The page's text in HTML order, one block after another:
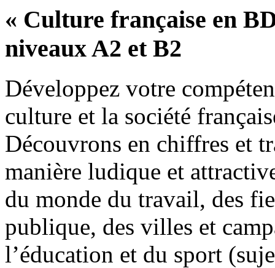
« Culture française en
niveaux A2 et B2
Développez votre
culture et la société
Découvrons en chiffres et
manière ludique et
du monde du travail, des
publique, des villes et
l’éducation et du sport